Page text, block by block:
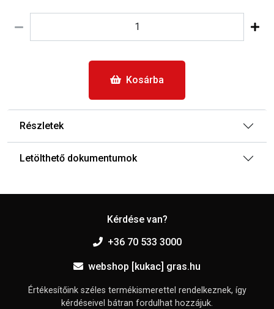
Kosárba
Részletek
Letölthető dokumentumok
Kérdése van?
+36 70 533 3000
webshop [kukac] gras.hu
Értékesítőink széles termékismerettel rendelkeznek, így
kérdéseivel bátran fordulhat hozzájuk.